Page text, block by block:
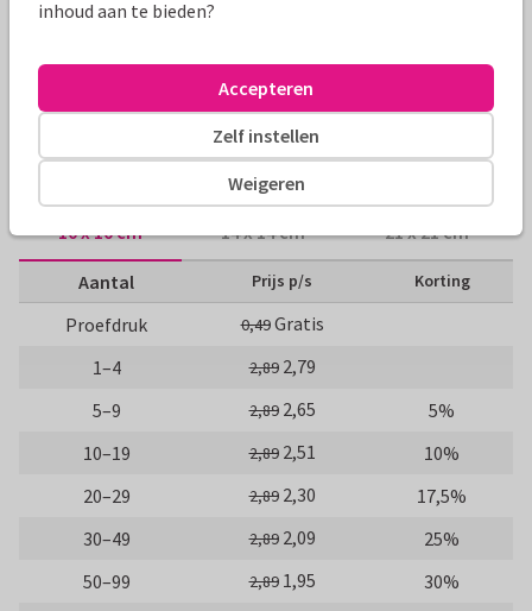
Nieuwjaarskaarten Renee geeft vorm Nieuwjaarsborrel
Formaten en prijzen
10 x 10 cm 14 x 14 cm 21 x 21 cm
Aantal Prijs p/s Korting
Proefdruk 0,49Gratis
1–4
2,89 2,79
5–9
2,89 2,65
5%
10–19
2,89 2,51
10%
20–29
2,89 2,30
17,5%
30–49
2,89 2,09
25%
50–99
2,89 1,95 30%
inhoud aan te bieden?
Weigeren
Zelf instellen
Accepteren